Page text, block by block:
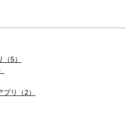
5）
リ（2）